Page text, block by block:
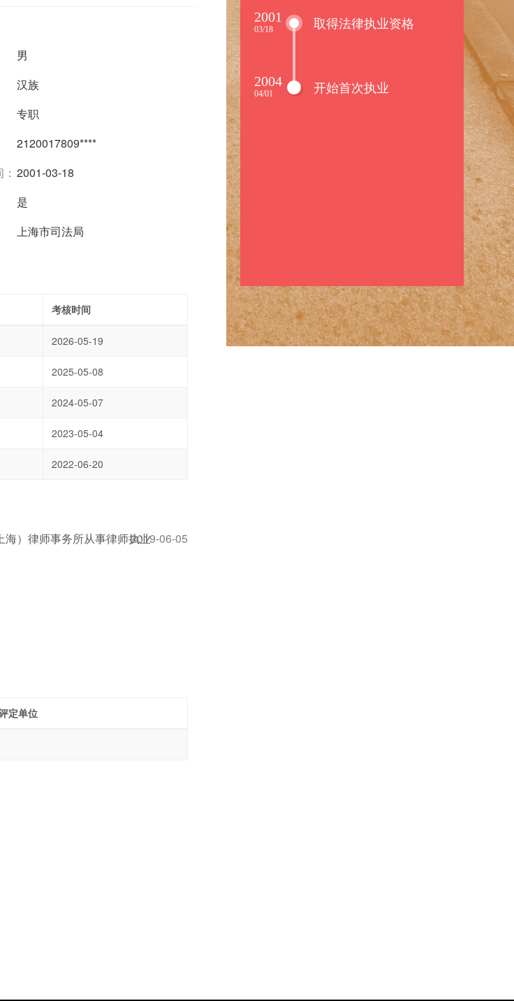
男
汉族
专职
2120017809****
2001-03-18
是
上海市司法局
考核时间
2026-05-19
2025-05-08
2024-05-07
2023-05-04
2022-06-20
2019-06-05
）律师事务所从事律师执业
定单位
2001
03/18 取得法律执业资格
2004
04/01 开始首次执业